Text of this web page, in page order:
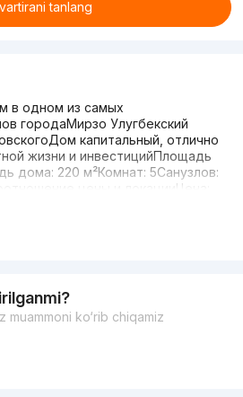
tanlang
в одном из самых
городаМирзо Улугбекский
капитальный, отлично
жизни и инвестицийПлощадь
дома: 220 м²Комнат: 5Санузлов:
цены и локацииЦена:
ko‘rib chiqamiz